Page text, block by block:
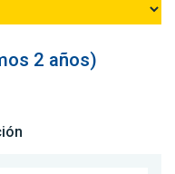
2 años)